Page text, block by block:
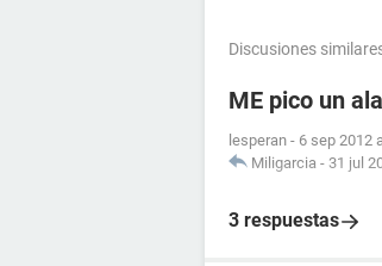
Discusiones
ME pico un
lesperan - 6 sep 2012
Miligarcia - 31 jul
3 respuestas